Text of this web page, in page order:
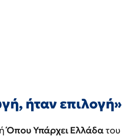
ήταν επιλογή»
Όπου Υπάρχει Ελλάδατου